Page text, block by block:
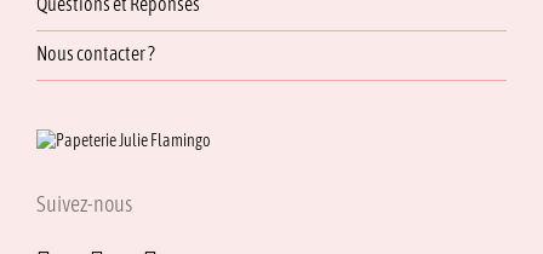
Questions et Réponses
Nous contacter ?
Suivez-nous